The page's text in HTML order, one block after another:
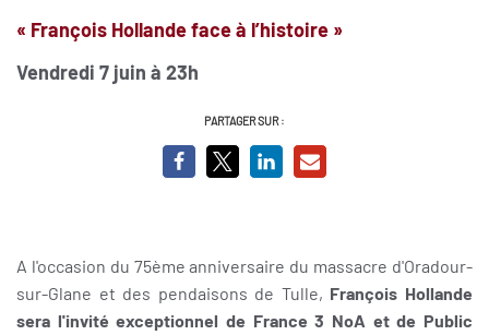
« François Hollande face à l’histoire »
Vendredi 7 juin à 23h
PARTAGER SUR :
A l'occasion du 75ème anniversaire du massacre d'Oradour-
sur-Glane et des pendaisons de Tulle, François Hollande
sera l'invité exceptionnel de France 3 NoA et de Public